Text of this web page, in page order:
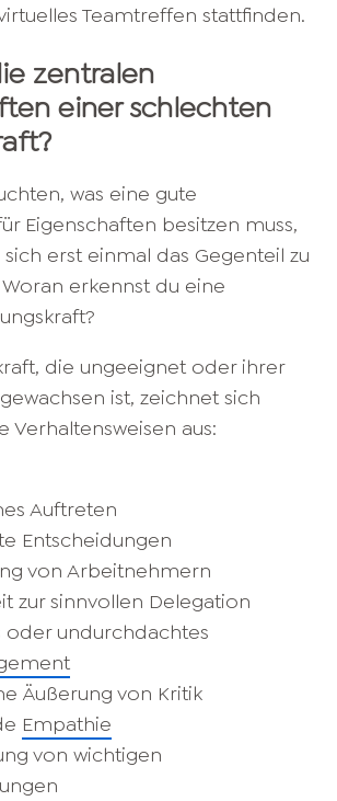
Teamtreffen stattfinden.
zentralen
einer schlechten
was eine gute
Eigenschaften besitzen muss,
erst einmal das Gegenteil zu
erkennst du eine
die ungeeignet oder ihrer
ist, zeichnet sich
Verhaltensweisen aus:
Auftreten
Entscheidungen
von Arbeitnehmern
zur sinnvollen Delegation
oder undurchdachtes
Äußerung von Kritik
Empathie
von wichtigen